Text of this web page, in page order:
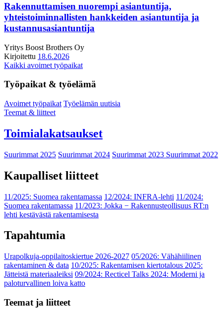
Rakennuttamisen nuorempi asiantuntija,
yhteistoiminnallisten hankkeiden asiantuntija ja
kustannusasiantuntija
Yritys Boost Brothers Oy
Kirjoitettu 18.6.2026
Kaikki avoimet työpaikat
Työpaikat & työelämä
Avoimet työpaikat Työelämän uutisia
Teemat & liitteet
Toimialakatsaukset
Suurimmat 2025 Suurimmat 2024 Suurimmat 2023 Suurimmat 2022
Kaupalliset liitteet
11/2025: Suomea rakentamassa 12/2024: INFRA-lehti 11/2024:
Suomea rakentamassa 11/2023: Jokka − Rakennusteollisuus RT:n
lehti kestävästä rakentamisesta
Tapahtumia
Urapolkuja-oppilaitoskiertue 2026-2027 05/2026: Vähähiilinen
rakentaminen & data 10/2025: Rakentamisen kiertotalous 2025:
Jätteistä materiaaleiksi 09/2024: Recticel Talks 2024: Moderni ja
paloturvallinen loiva katto
Teemat ja liitteet